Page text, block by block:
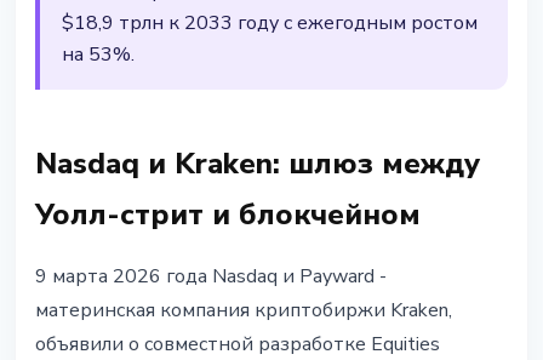
$18,9 трлн к 2033 году с ежегодным ростом
на 53%.
Nasdaq и Kraken: шлюз между
Уолл-стрит и блокчейном
9 марта 2026 года Nasdaq и Payward -
материнская компания криптобиржи Kraken,
объявили о совместной разработке Equities